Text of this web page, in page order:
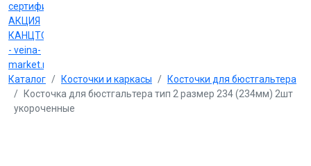
сертификаты
АКЦИЯ
КАНЦТОВАРЫ
- veina-
market.ru
Каталог
Косточки и каркасы
Косточки для бюстгальтера
Косточка для бюстгальтера тип 2 размер 234 (234мм) 2шт
укороченные